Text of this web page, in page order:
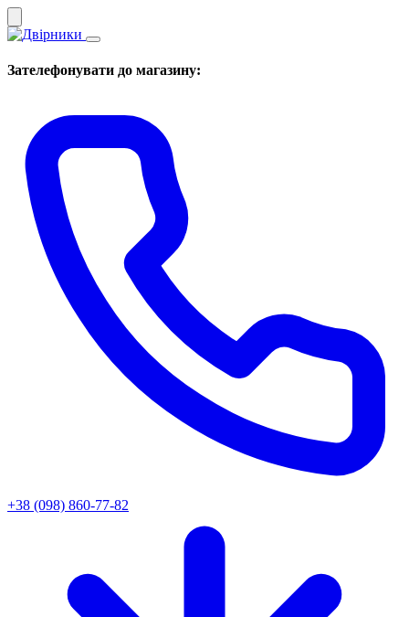
Зателефонувати до магазину:
+38 (098) 860-77-82